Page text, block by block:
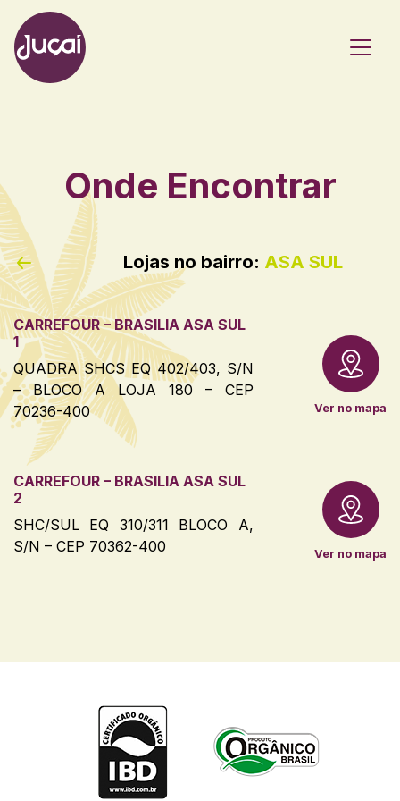
Main Navigation
Onde Encontrar
Lojas no bairro: ASA SUL
CARREFOUR – BRASILIA ASA SUL
1
QUADRA SHCS EQ 402/403, S/N
– BLOCO A LOJA 180 – CEP
70236-400
Ver no mapa
CARREFOUR – BRASILIA ASA SUL
2
SHC/SUL EQ 310/311 BLOCO A,
S/N – CEP 70362-400
Ver no mapa